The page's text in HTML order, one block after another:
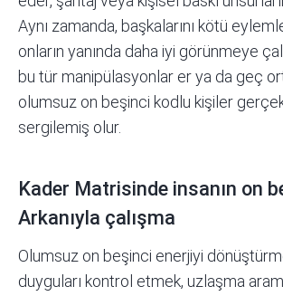
Aynı zamanda, başkalarını kötü
onların yanında daha iyi görünmeye
bu tür manipülasyonlar er ya da geç
olumsuz on beşinci kodlu kişiler
sergilemiş olur.
Kader Matrisinde insanın on
Arkanıyla çalışma
Olumsuz on beşinci enerjiyi
duyguları kontrol etmek, uzlaşma